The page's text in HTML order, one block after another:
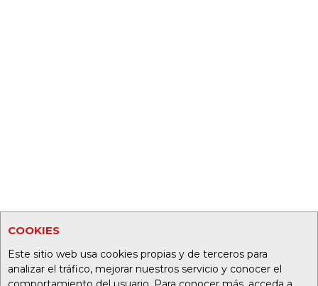
COOKIES
Este sitio web usa cookies propias y de terceros para
analizar el tráfico, mejorar nuestros servicio y conocer el